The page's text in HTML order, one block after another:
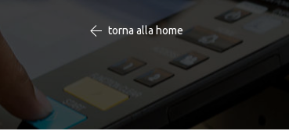
torna alla home